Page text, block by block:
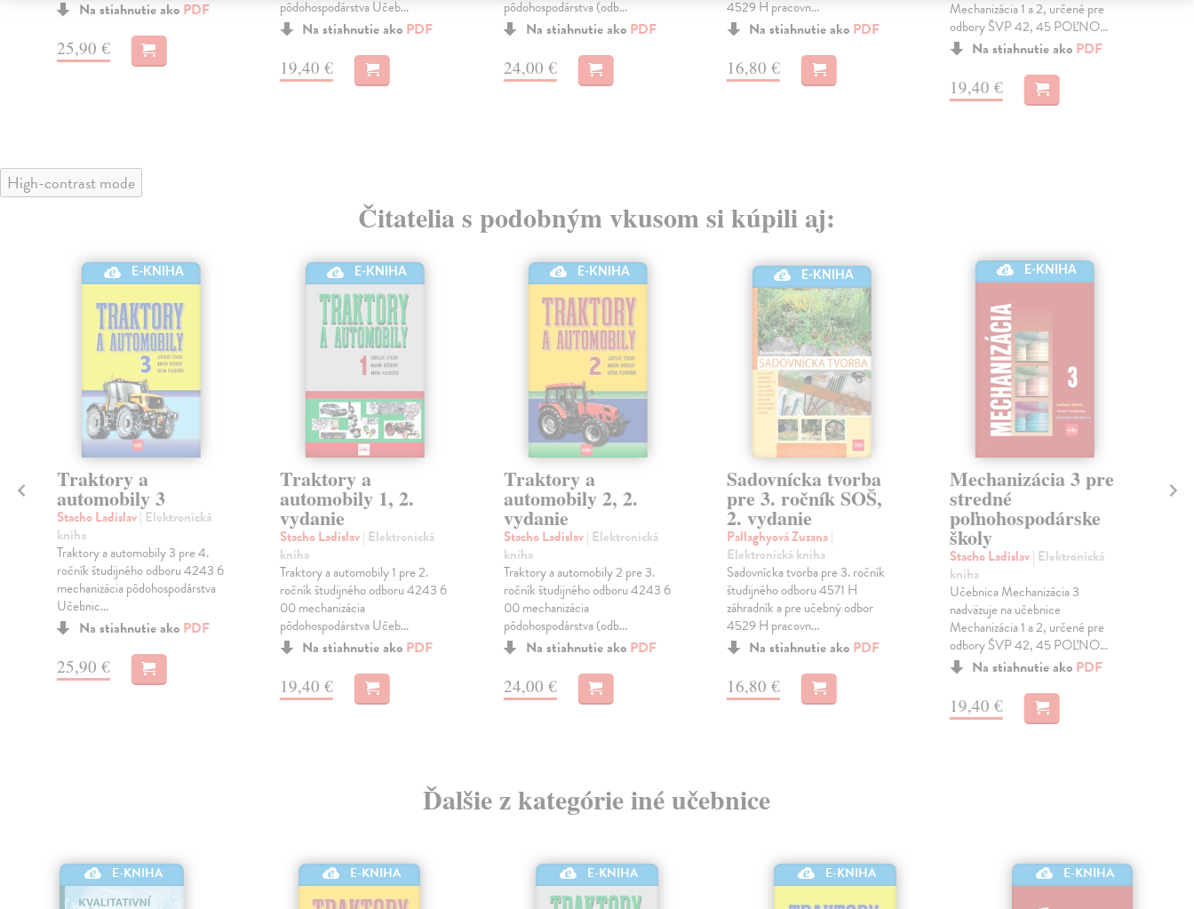
Na stiahnutie ako PDF
25,90 €
pôdohospodárstva Učeb...
Na stiahnutie ako PDF
19,40 €
pôdohospodárstva (odb...
Na stiahnutie ako PDF
24,00 €
4529 H pracovn...
Na stiahnutie ako PDF
16,80 €
Mechanizácia 1 a 2, určené pre
odbory ŠVP 42, 45 POĽNO...
Na stiahnutie ako PDF
19,40 €
High-contrast mode
Čitatelia s podobným vkusom si kúpili aj:
E-KNIHA
Traktory a
automobily 3
Stacho Ladislav| Elektronická
kniha
Traktory a automobily 3 pre 4.
ročník študijného odboru 4243 6
mechanizácia pôdohospodárstva
Učebnic...
Na stiahnutie ako PDF
25,90 €
E-KNIHA
Traktory a
automobily 1, 2.
vydanie
Stacho Ladislav| Elektronická
kniha
Traktory a automobily 1 pre 2.
ročník študijného odboru 4243 6
00 mechanizácia
pôdohospodárstva Učeb...
Na stiahnutie ako PDF
19,40 €
E-KNIHA
Traktory a
automobily 2, 2.
vydanie
Stacho Ladislav| Elektronická
kniha
Traktory a automobily 2 pre 3.
ročník študijného odboru 4243 6
00 mechanizácia
pôdohospodárstva (odb...
Na stiahnutie ako PDF
24,00 €
E-KNIHA
Sadovnícka tvorba
pre 3. ročník SOŠ,
2. vydanie
Pallaghyová Zuzana|
Elektronická kniha
Sadovnícka tvorba pre 3. ročník
študijného odboru 4571 H
záhradník a pre učebný odbor
4529 H pracovn...
Na stiahnutie ako PDF
16,80 €
E-KNIHA
Mechanizácia 3 pre
stredné
poľnohospodárske
školy
Stacho Ladislav| Elektronická
kniha
Učebnica Mechanizácia 3
nadväzuje na učebnice
Mechanizácia 1 a 2, určené pre
odbory ŠVP 42, 45 POĽNO...
Na stiahnutie ako PDF
19,40 €
Ďalšie z kategórie iné učebnice
E-KNIHA E-KNIHA E-KNIHA E-KNIHA E-KNIHA